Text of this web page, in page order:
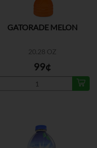
GATORADE MELON
20.28 OZ
99¢